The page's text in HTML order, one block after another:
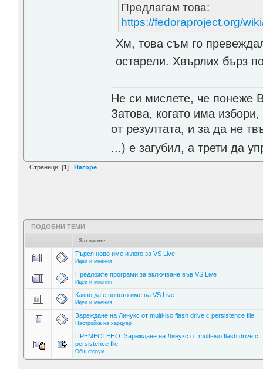
Предлагам това:
https://fedoraproject.org/
Хм, това съм го
остарели. Хвърлих бърз
Не си мислете, че понеже
Затова, когато има
от резултата, и за да не
...) е загубил, а трети да
Страници: [1] Нагоре
ПОДОБНИ ТЕМИ
Заглавие
Търся ново име и лого за VS Live
Идеи и мнения
Предложте програми за включване във VS Live
Идеи и мнения
Какво да е новото име на VS Live
Идеи и мнения
Зареждане на Линукс от multi-iso flash drive с persistence file
Настройка на хардуер
ПРЕМЕСТЕНО: Зареждане на Линукс от multi-iso flash drive с
persistence file
Общ форум